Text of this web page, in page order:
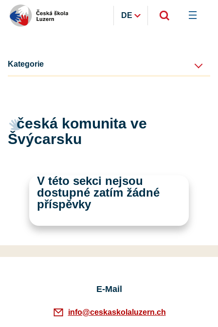
DE
česká komunita ve
Švýcarsku
V této sekci nejsou
dostupné zatím žádné
příspěvky
Kategorie
E-Mail
info@ceskaskolaluzern.ch